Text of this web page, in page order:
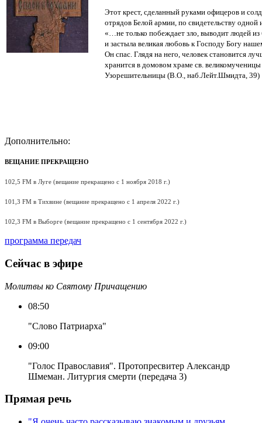
Этот крест, сделанный руками офицеров и
отрядов Белой армии, по свидетельству одной
«…не только побеждает зло, выводит людей
и застыла великая любовь к Господу Богу
Он спас. Глядя на него, человек становится
хранится в домовом храме св.
Узорешительницы (В.О., наб.Лейт.Шмидта, 39)
Дополнительно:
ВЕЩАНИЕ ПРЕКРАЩЕНО
102,5 FM в Луге (вещание прекращено с 1 ноября 2018 г.)
101,3 FM в Тихвине (вещание прекращено с 1 апреля 2022 г.)
102,3 FM в Выборге (вещание прекращено с 1 сентября 2022 г.)
программа передач
Сейчас в эфире
Молитвы ко Святому Причащению
08:50
"Слово Патриарха"
09:00
"Голос Православия". Протопресвитер Александр
Шмеман. Литургия смерти (передача 3)
Прямая речь